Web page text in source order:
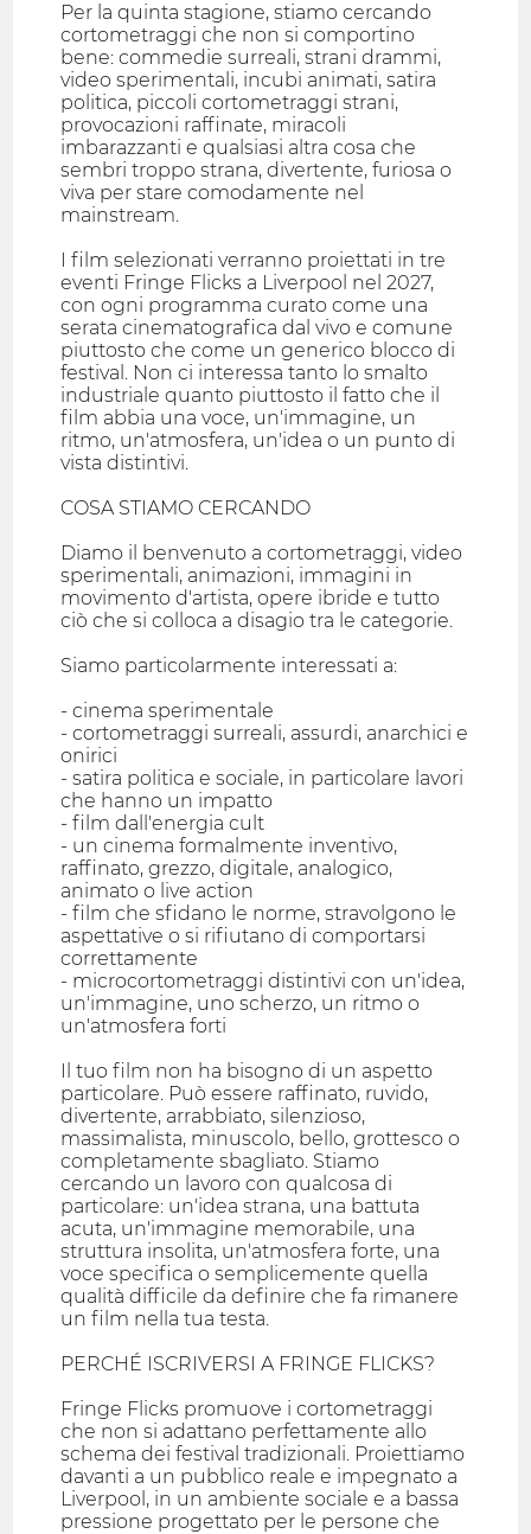
Per la quinta stagione, stiamo cercando
cortometraggi che non si comportino
bene: commedie surreali, strani drammi,
video sperimentali, incubi animati, satira
politica, piccoli cortometraggi strani,
provocazioni raffinate, miracoli
imbarazzanti e qualsiasi altra cosa che
sembri troppo strana, divertente, furiosa o
viva per stare comodamente nel
mainstream.
I film selezionati verranno proiettati in tre
eventi Fringe Flicks a Liverpool nel 2027,
con ogni programma curato come una
serata cinematografica dal vivo e comune
piuttosto che come un generico blocco di
festival. Non ci interessa tanto lo smalto
industriale quanto piuttosto il fatto che il
film abbia una voce, un'immagine, un
ritmo, un'atmosfera, un'idea o un punto di
vista distintivi.
COSA STIAMO CERCANDO
Diamo il benvenuto a cortometraggi, video
sperimentali, animazioni, immagini in
movimento d'artista, opere ibride e tutto
ciò che si colloca a disagio tra le categorie.
Siamo particolarmente interessati a:
- cinema sperimentale
- cortometraggi surreali, assurdi, anarchici e
onirici
- satira politica e sociale, in particolare lavori
che hanno un impatto
- film dall'energia cult
- un cinema formalmente inventivo,
raffinato, grezzo, digitale, analogico,
animato o live action
- film che sfidano le norme, stravolgono le
aspettative o si rifiutano di comportarsi
correttamente
- microcortometraggi distintivi con un'idea,
un'immagine, uno scherzo, un ritmo o
un'atmosfera forti
Il tuo film non ha bisogno di un aspetto
particolare. Può essere raffinato, ruvido,
divertente, arrabbiato, silenzioso,
massimalista, minuscolo, bello, grottesco o
completamente sbagliato. Stiamo
cercando un lavoro con qualcosa di
particolare: un'idea strana, una battuta
acuta, un'immagine memorabile, una
struttura insolita, un'atmosfera forte, una
voce specifica o semplicemente quella
qualità difficile da definire che fa rimanere
un film nella tua testa.
PERCHÉ ISCRIVERSI A FRINGE FLICKS?
Fringe Flicks promuove i cortometraggi
che non si adattano perfettamente allo
schema dei festival tradizionali. Proiettiamo
davanti a un pubblico reale e impegnato a
Liverpool, in un ambiente sociale e a bassa
pressione progettato per le persone che